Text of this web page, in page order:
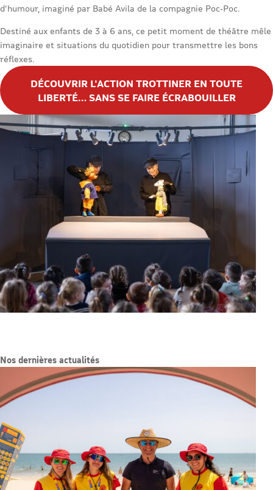
d’humour, imaginé par Babé Avila de la compagnie Poc‑Poc.
Destiné aux enfants de 3 à 6 ans, ce petit moment de théâtre mêle
imaginaire et situations du quotidien pour transmettre les bons
réflexes.
DÉCOUVRIR L'ACTION TROTTINER EN TOUTE
LIBERTÉ… SANS SE FAIRE ÉCRABOUILLER
Nos dernières actualités